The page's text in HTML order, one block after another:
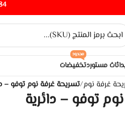
966+
اثاث مستوردتخفيضات
محدود
غرفة نوم/تسريحة غرفة نوم توفو –
توفو – دائرية